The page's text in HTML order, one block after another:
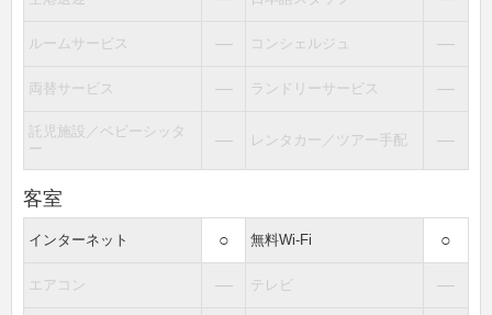
ルームサービス ― コンシェルジュ ―
両替サービス ― ランドリーサービス ―
託児施設／ベビーシッタ
ー
― レンタカー／ツアー手配 ―
客室
インターネット ○ 無料Wi-Fi ○
エアコン ― テレビ ―